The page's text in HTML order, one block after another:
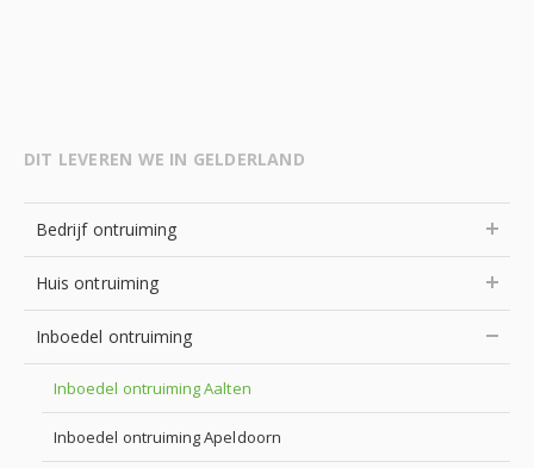
DIT LEVEREN WE IN GELDERLAND
Bedrijf ontruiming
Huis ontruiming
Inboedel ontruiming
Inboedel ontruiming Aalten
Inboedel ontruiming Apeldoorn